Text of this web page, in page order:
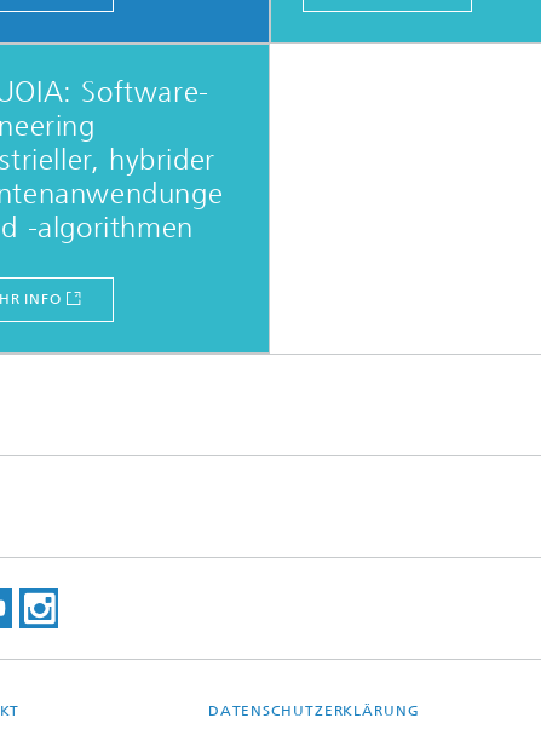
Software-
hybrider
-algorithmen
INFO
DATENSCHUTZERKLÄRUNG